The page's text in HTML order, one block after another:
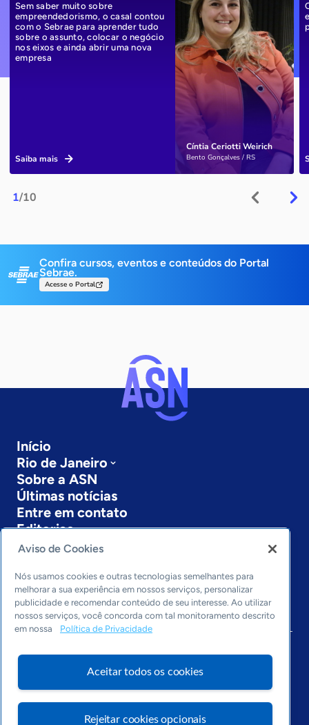
1/10
Cíntia Ceriotti Weirich
Bento Gonçalves / RS
Sem saber muito sobre
empreendedorismo, o casal contou
com o Sebrae para aprender tudo
sobre o assunto, colocar o negócio
nos eixos e ainda abrir uma nova
empresa
Saiba mais
Confira cursos, eventos e conteúdos do Portal
Sebrae.
Acesse o Portal
Início
Rio de Janeiro
Sobre a ASN
Últimas notícias
Entre em contato
Editorias
Economia & Política
Inovação & Tecnologia
Cultura empreendedora
Dados
Arquivo
Aviso de Cookies
Nós usamos cookies e outras tecnologias semelhantes para
melhorar a sua experiência em nossos serviços, personalizar
publicidade e recomendar conteúdo de seu interesse. Ao utilizar
nossos serviços, você concorda com tal monitoramento descrito
em nossa
Política de Privacidade
Aceitar todos os cookies
Rejeitar cookies opcionais